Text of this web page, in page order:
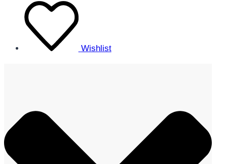
Wishlist